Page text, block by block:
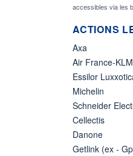
accessibles via les
ACTIONS
Axa
Air France-KLM
Essilor
Michelin
Schneider
Cellectis
Danone
Getlink (ex -